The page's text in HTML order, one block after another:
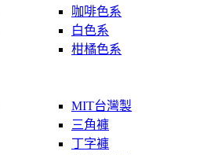
咖啡色系
白色系
柑橘色系
MIT台灣製
三角褲
丁字褲